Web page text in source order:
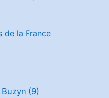
de la France
(9)